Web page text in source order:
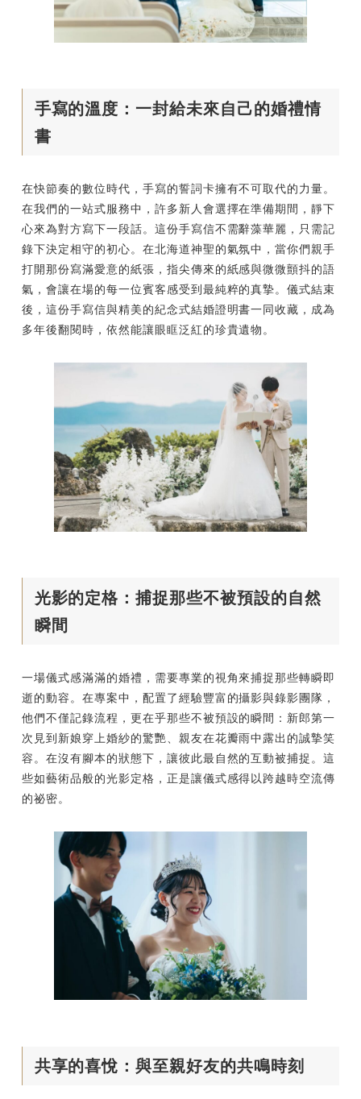
手寫的溫度：一封給未來自己的婚禮情
書
在快節奏的數位時代，手寫的誓詞卡擁有不可取代的力量。
在我們的一站式服務中，許多新人會選擇在準備期間，靜下
心來為對方寫下一段話。這份手寫信不需辭藻華麗，只需記
錄下決定相守的初心。在北海道神聖的氣氛中，當你們親手
打開那份寫滿愛意的紙張，指尖傳來的紙感與微微顫抖的語
氣，會讓在場的每一位賓客感受到最純粹的真摯。儀式結束
後，這份手寫信與精美的紀念式結婚證明書一同收藏，成為
多年後翻閱時，依然能讓眼眶泛紅的珍貴遺物。
光影的定格：捕捉那些不被預設的自然
瞬間
一場儀式感滿滿的婚禮，需要專業的視角來捕捉那些轉瞬即
逝的動容。在專案中，配置了經驗豐富的攝影與錄影團隊，
他們不僅記錄流程，更在乎那些不被預設的瞬間：新郎第一
次見到新娘穿上婚紗的驚艷、親友在花瓣雨中露出的誠摯笑
容。在沒有腳本的狀態下，讓彼此最自然的互動被捕捉。這
些如藝術品般的光影定格，正是讓儀式感得以跨越時空流傳
的祕密。
共享的喜悅：與至親好友的共鳴時刻